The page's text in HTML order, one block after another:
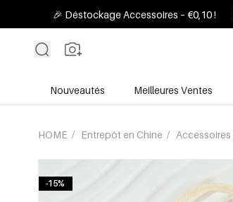
🎉 Déstockage Accessoires – €0,10 !
Nouveautés Meilleures Ventes
HOME / Entrepôt en Chine / Accessoires
-15%